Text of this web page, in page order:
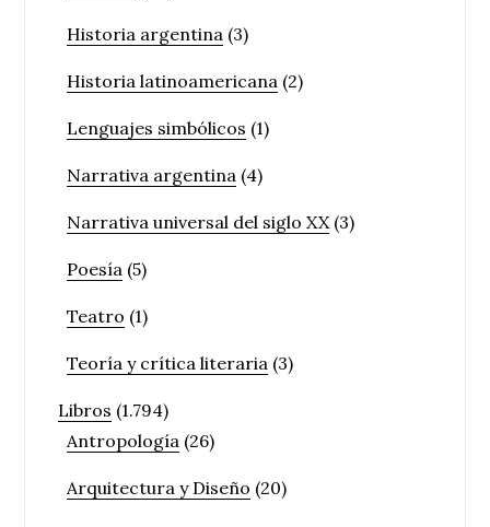
Historia argentina (3)
Historia latinoamericana (2)
Lenguajes simbólicos (1)
Narrativa argentina (4)
Narrativa universal del siglo XX(3)
Poesía (5)
Teatro (1)
Teoría y crítica literaria (3)
Libros (1.794)
Antropología (26)
Arquitectura y Diseño (20)